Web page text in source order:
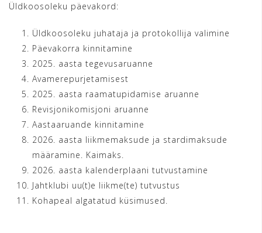
Üldkoosoleku päevakord:
Üldkoosoleku juhataja ja protokollija valimine
Päevakorra kinnitamine
2025. aasta tegevusaruanne
Avamerepurjetamisest
2025. aasta raamatupidamise aruanne
Revisjonikomisjoni aruanne
Aastaaruande kinnitamine
2026. aasta liikmemaksude ja stardimaksude
määramine. Kaimaks.
2026. aasta kalenderplaani tutvustamine
Jahtklubi uu(t)e liikme(te) tutvustus
Kohapeal algatatud küsimused.